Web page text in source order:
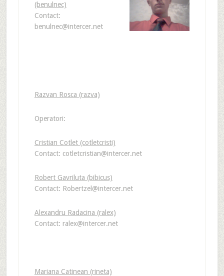
(benulnec)
Contact:
benulnec@intercer.net
Razvan Rosca (razva)
Operatori:
Cristian Cotlet (cotletcristi)
Contact: cotletcristian@intercer.net
Robert Gavriluta (bibicus)
Contact: Robertzel@intercer.net
Alexandru Radacina (ralex)
Contact: ralex@intercer.net
Mariana Catinean (rineta)